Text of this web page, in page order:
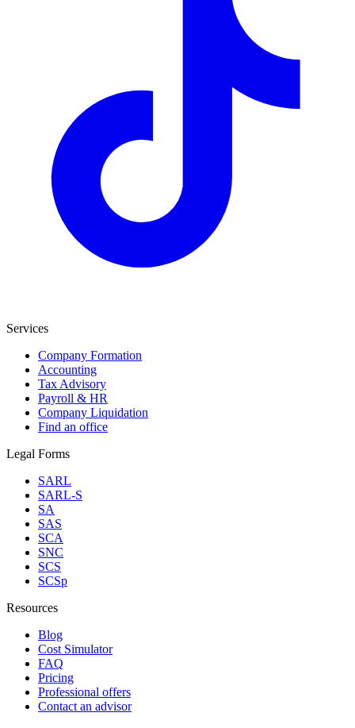
Services
Company Formation
Accounting
Tax Advisory
Payroll & HR
Company Liquidation
Find an office
Legal Forms
SARL
SARL-S
SA
SAS
SCA
SNC
SCS
SCSp
Resources
Blog
Cost Simulator
FAQ
Pricing
Professional offers
Contact an advisor